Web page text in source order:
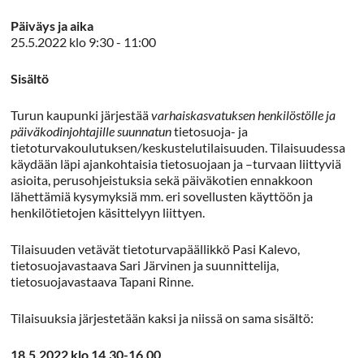
Päiväys ja aika
25.5.2022 klo 9:30 - 11:00
Sisältö
Turun kaupunki järjestäävarhaiskasvatuksen henkilöstölle ja
päiväkodinjohtajille suunnatuntietosuoja- ja
tietoturvakoulutuksen/keskustelutilaisuuden. Tilaisuudessa
käydään läpi ajankohtaisia tietosuojaan ja –turvaan liittyviä
asioita, perusohjeistuksia sekä päiväkotien ennakkoon
lähettämiä kysymyksiä mm. eri sovellusten käyttöön ja
henkilötietojen käsittelyyn liittyen.
Tilaisuuden vetävät tietoturvapäällikkö Pasi Kalevo,
tietosuojavastaava Sari Järvinen ja suunnittelija,
tietosuojavastaava Tapani Rinne.
Tilaisuuksia järjestetään kaksi ja niissä on sama sisältö:
18.5.2022 klo 14.30-16.00